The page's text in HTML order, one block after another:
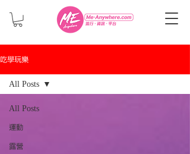
吃學玩樂
All Posts
運動
露營
All Posts